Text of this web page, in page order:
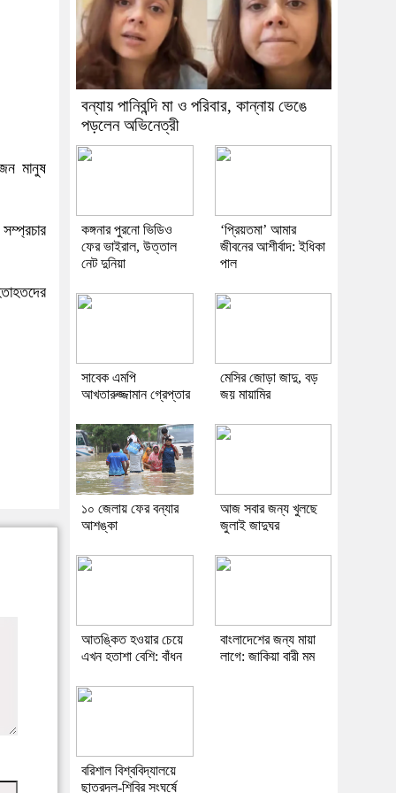
মানুষ
বন্যায় পানিবন্দি মা ও পরিবার, কান্নায় ভেঙে
পড়লেন অভিনেত্রী
কঙ্গনার পুরনো ভিডিও
ফের ভাইরাল, উত্তাল
নেট দুনিয়া
‘প্রিয়তমা’ আমার
জীবনের আশীর্বাদ: ইধিকা
পাল
সাবেক এমপি
আখতারুজ্জামান গ্রেপ্তার
মেসির জোড়া জাদু, বড়
জয় মায়ামির
১০ জেলায় ফের বন্যার
আশঙ্কা
আজ সবার জন্য খুলছে
জুলাই জাদুঘর
আতঙ্কিত হওয়ার চেয়ে
এখন হতাশা বেশি: বাঁধন
বাংলাদেশের জন্য মায়া
লাগে: জাকিয়া বারী মম
বরিশাল বিশ্ববিদ্যালয়ে
ছাত্রদল-শিবির সংঘর্ষে